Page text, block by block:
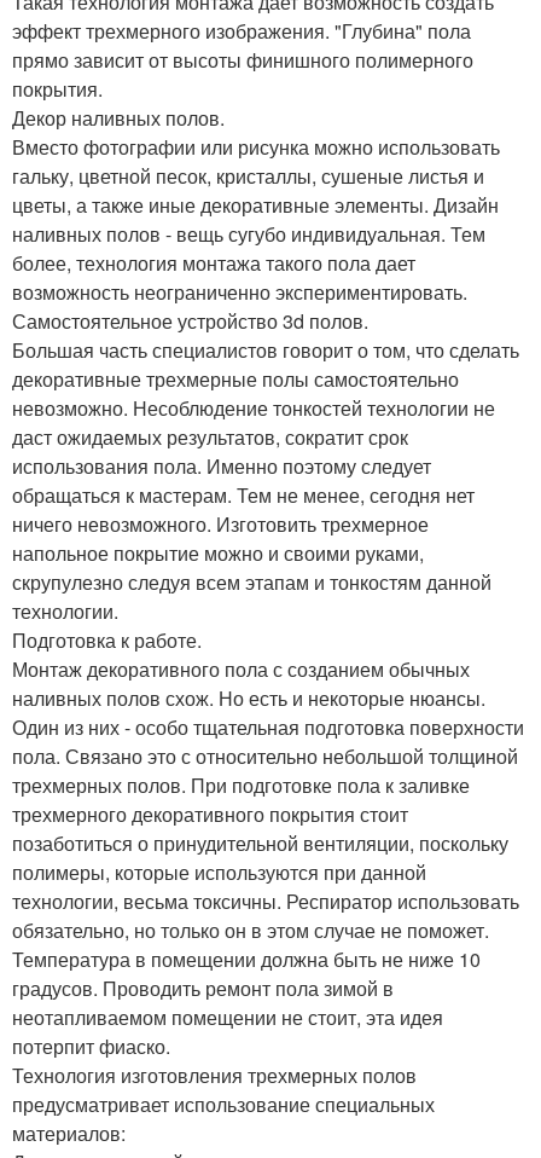
эффект трехмерного изображения. "Глубина" пола
прямо зависит от высоты финишного полимерного
покрытия.
Декор наливных полов.
Вместо фотографии или рисунка можно использовать
гальку, цветной песок, кристаллы, сушеные листья и
цветы, а также иные декоративные элементы. Дизайн
наливных полов - вещь сугубо индивидуальная. Тем
более, технология монтажа такого пола дает
возможность неограниченно экспериментировать.
Самостоятельное устройство 3d полов.
Большая часть специалистов говорит о том, что сделать
декоративные трехмерные полы самостоятельно
невозможно. Несоблюдение тонкостей технологии не
даст ожидаемых результатов, сократит срок
использования пола. Именно поэтому следует
обращаться к мастерам. Тем не менее, сегодня нет
ничего невозможного. Изготовить трехмерное
напольное покрытие можно и своими руками,
скрупулезно следуя всем этапам и тонкостям данной
технологии.
Подготовка к работе.
Монтаж декоративного пола с созданием обычных
наливных полов схож. Но есть и некоторые нюансы.
Один из них - особо тщательная подготовка поверхности
пола. Связано это с относительно небольшой толщиной
трехмерных полов. При подготовке пола к заливке
трехмерного декоративного покрытия стоит
позаботиться о принудительной вентиляции, поскольку
полимеры, которые используются при данной
технологии, весьма токсичны. Респиратор использовать
обязательно, но только он в этом случае не поможет.
Температура в помещении должна быть не ниже 10
градусов. Проводить ремонт пола зимой в
неотапливаемом помещении не стоит, эта идея
потерпит фиаско.
Технология изготовления трехмерных полов
предусматривает использование специальных
материалов: